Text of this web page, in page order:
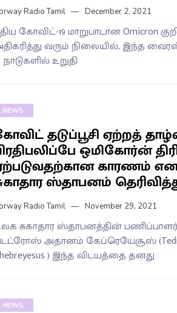
Radio Tamil December 2, 2021
கோவிட்-19 மாறுபாடான Omicron
வரும் நிலையில், இந்த
நாடுகளில் உறுதி
NEWS
தடுப்பூசி ஏற்றத்
ஒமிகோர்ன்
காரணம்
ஸ்தாபனம்
Radio Tamil November 29, 2021
சுகாதார ஸ்தாபனத்தின்
அதானம் கேப்ரெயேசூஸ்
) இந்த விடயத்தை தனது
NEWS